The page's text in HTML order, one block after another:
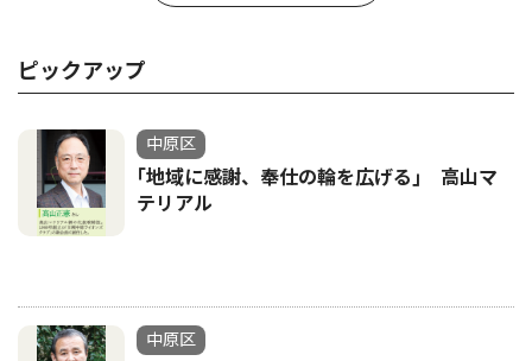
ピックアップ
中原区
｢地域に感謝、奉仕の輪を広げる｣ 高山マ
テリアル
中原区